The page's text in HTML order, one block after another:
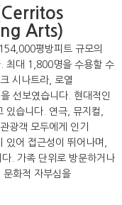
Arts)
평방피트 규모의
최대 1,800명을 수용할 수
시나트라, 로열
선보였습니다. 현대적인
있습니다. 연극, 뮤지컬,
광객 모두에게 인기
어 접근성이 뛰어나며,
. 가족 단위로 방문하거나
문화적 자부심을